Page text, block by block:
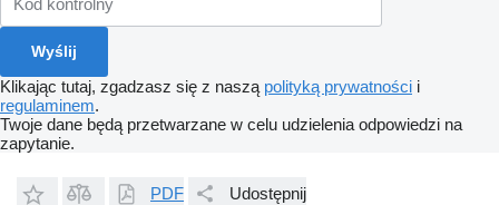
Klikając tutaj, zgadzasz się z naszą polityką prywatności i
regulaminem.
Twoje dane będą przetwarzane w celu udzielenia odpowiedzi na
zapytanie.
PDF Udostępnij